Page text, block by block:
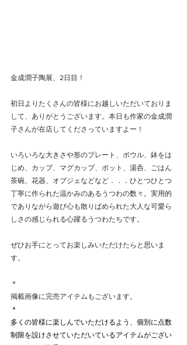
金成潤子陶展、2日目！
初日よりたくさんの皆様にお越しいただいておりま
して、ありがとうございます。本日も作家の金成潤
子さんが在店してくださっていますよー！
いろいろな大きさや形のプレート、ボウル、鉢をは
じめ、カップ、マグカップ、ポット、湯呑、ごはん
茶碗、花器、オブジェなどなど．．．ひとつひとつ
丁寧に作られた温かみのあるうつわの数々。実用的
でありながら遊び心も散りばめられた大人な可愛ら
しさの感じられる心躍るうつわたちです。
ぜひお手にとってお楽しみいただけたらと思いま
す。
＊
掲載画像に完売アイテムもございます。
＊
多くの皆様に楽しんでいただけるよう、個別に点数
制限を設けさせていただいているアイテムがござい